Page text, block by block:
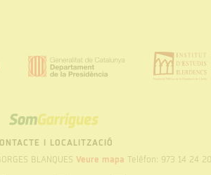
SOM
GARRIGUES
I LOCALITZACIÓ
BLANQUES Veure mapa Telèfon: 973 14 24 20